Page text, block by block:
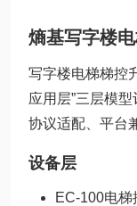
熵基写字楼
写字楼电梯梯控
应用层”三层模
协议适配、平台
设备层
EC-100电